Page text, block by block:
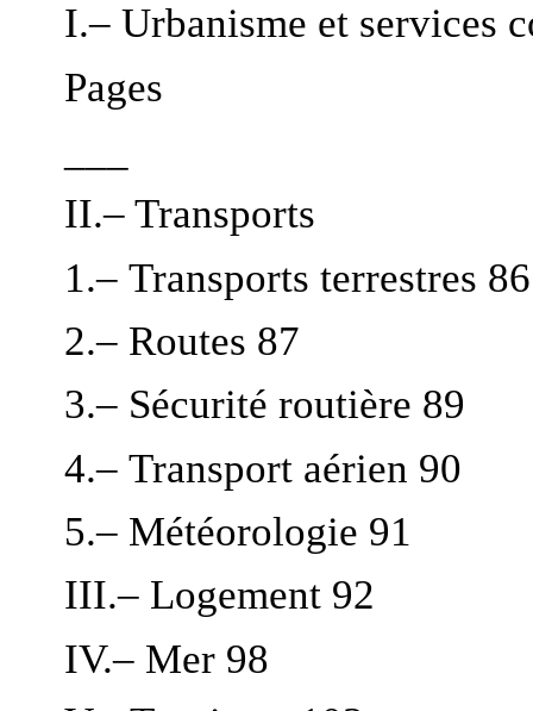
I.– Urbanisme et services
Pages
II.– Transports
1.– Transports terrestres 86
2.– Routes 87
3.– Sécurité routière 89
4.– Transport aérien 90
5.– Météorologie 91
III.– Logement 92
IV.– Mer 98